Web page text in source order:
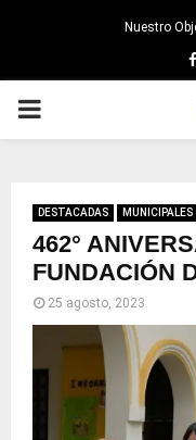
Nuestro
PRIMARY
DESTACADAS MUNICIPALES
462°
FUNDACIÓN
25 agosto, 2023